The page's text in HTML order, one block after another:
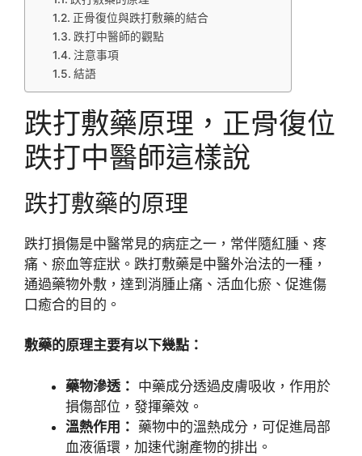
正骨復位與跌打敷藥的結合
跌打中醫師的觀點
注意事項
結語
跌打敷藥原理，正骨復位
跌打中醫師這樣說
跌打敷藥的原理
跌打損傷是中醫常見的病症之一，常伴隨紅腫、疼
痛、瘀血等症狀。跌打敷藥是中醫外治法的一種，
通過藥物外敷，達到消腫止痛、活血化瘀、促進傷
口癒合的目的。
敷藥的原理主要有以下幾點：
藥物滲透： 中藥成分透過皮膚吸收，作用於
損傷部位，發揮藥效。
溫熱作用： 藥物中的溫熱成分，可促進局部
血液循環，加速代謝產物的排出。